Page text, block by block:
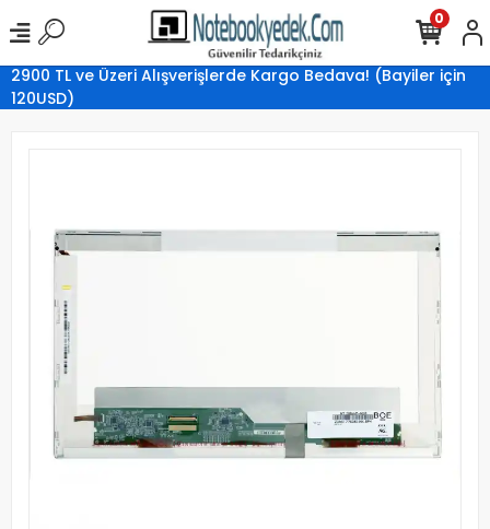
2900 TL ve Üzeri Alışverişlerde Kargo Bedava! (Bayiler için
120USD)
0